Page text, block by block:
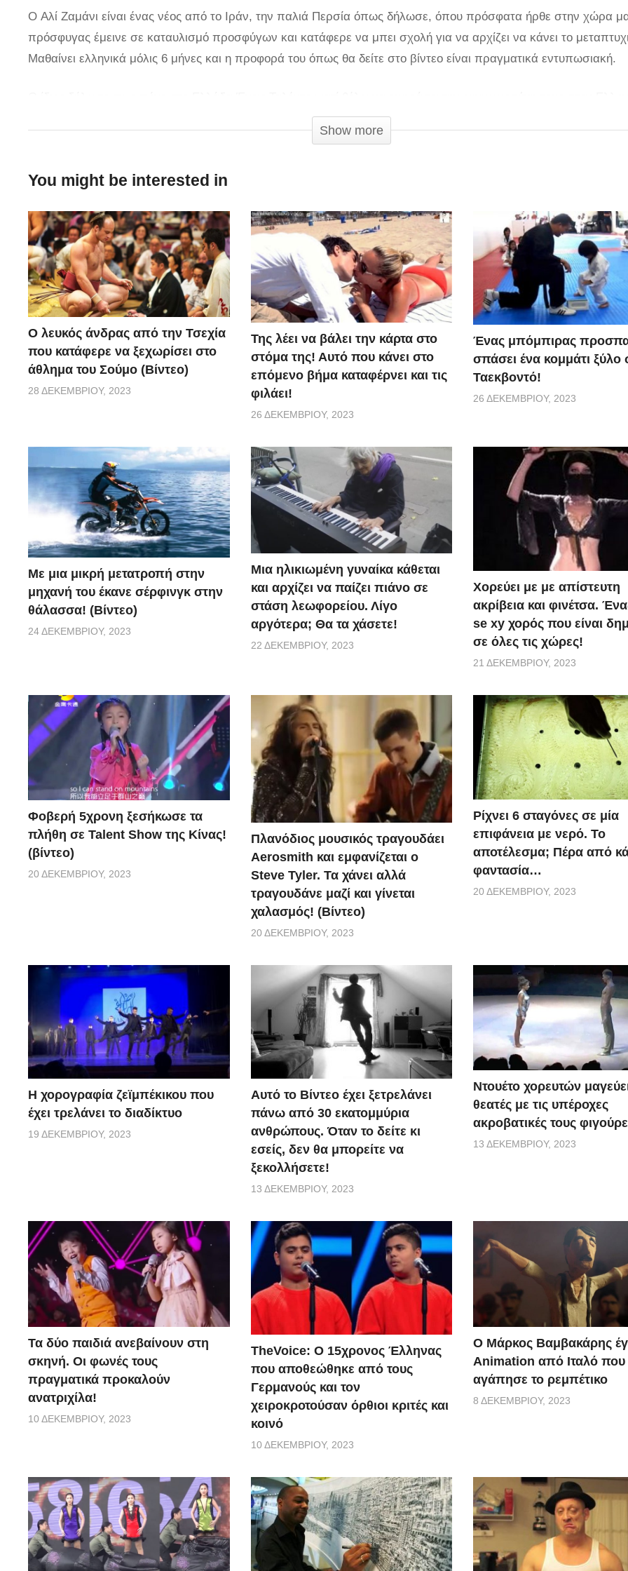
O Αλί Ζαμάνι είναι ένας νέος από το Ιράν, την παλιά Περσία όπως δήλωσε, όπου πρόσφατα ήρθε στην χώρα
πρόσφυγας έμεινε σε καταυλισμό προσφύγων και κατάφερε να μπει σχολή για να αρχίζει να κάνει το
Μαθαίνει ελληνικά μόλις 6 μήνες και η προφορά του όπως θα δείτε στο βίντεο είναι πραγματικά εντυπωσιακή.
που είναι τόσο φιλόξενος και τον βοήθησε στην ομαλή μετάβαση στην χώρα μας. Συγκεκριμένα είπε: “Αυτή η
πάρα πολλά προβλήματα, έχουμε παγκόσμια κρίση. Αλλά εσείς οι Έλληνες είστε πολύ φιλόξενοι Εκτιμώ βαθιά
Show more
You might be interested in
Ο λευκός άνδρας από την Τσεχία
που κατάφερε να ξεχωρίσει στο
άθλημα του Σούμο (Βίντεο)
28 ΔΕΚΕΜΒΡΊΟΥ, 2023
Της λέει να βάλει την κάρτα στο
στόμα της! Αυτό που κάνει στο
επόμενο βήμα καταφέρνει και τις
φιλάει!
26 ΔΕΚΕΜΒΡΊΟΥ, 2023
Ένας μπόμπιρας
σπάσει ένα κομμάτι ξύλο
Ταεκβοντό!
26 ΔΕΚΕΜΒΡΊΟΥ, 2023
Με μια μικρή μετατροπή στην
μηχανή του έκανε σέρφινγκ στην
θάλασσα! (Βίντεο)
24 ΔΕΚΕΜΒΡΊΟΥ, 2023
Μια ηλικιωμένη γυναίκα κάθεται
και αρχίζει να παίζει πιάνο σε
στάση λεωφορείου. Λίγο
αργότερα; Θα τα χάσετε!
22 ΔΕΚΕΜΒΡΊΟΥ, 2023
Χορεύει με με απίστευτη
ακρίβεια και φινέτσα.
se xy χορός που είναι
σε όλες τις χώρες!
21 ΔΕΚΕΜΒΡΊΟΥ, 2023
Φοβερή 5χρονη ξεσήκωσε τα
πλήθη σε Talent Show της Κίνας!
(βίντεο)
20 ΔΕΚΕΜΒΡΊΟΥ, 2023
Πλανόδιος μουσικός τραγουδάει
Aerosmith και εμφανίζεται ο
Steve Tyler. Τα χάνει αλλά
τραγουδάνε μαζί και γίνεται
χαλασμός! (Βίντεο)
20 ΔΕΚΕΜΒΡΊΟΥ, 2023
Ρίχνει 6 σταγόνες σε μία
επιφάνεια με νερό. Το
αποτέλεσμα; Πέρα από
φαντασία…
20 ΔΕΚΕΜΒΡΊΟΥ, 2023
Η χορογραφία ζεϊμπέκικου που
έχει τρελάνει το διαδίκτυο
19 ΔΕΚΕΜΒΡΊΟΥ, 2023
Αυτό το Βίντεο έχει ξετρελάνει
πάνω από 30 εκατομμύρια
ανθρώπους. Όταν το δείτε κι
εσείς, δεν θα μπορείτε να
ξεκολλήσετε!
13 ΔΕΚΕΜΒΡΊΟΥ, 2023
Ντουέτο χορευτών
θεατές με τις υπέροχες
ακροβατικές τους
13 ΔΕΚΕΜΒΡΊΟΥ, 2023
Τα δύο παιδιά ανεβαίνουν στη
σκηνή. Οι φωνές τους
πραγματικά προκαλούν
ανατριχίλα!
10 ΔΕΚΕΜΒΡΊΟΥ, 2023
TheVoice: Ο 15χρονος Έλληνας
που αποθεώθηκε από τους
Γερμανούς και τον
χειροκροτούσαν όρθιοι κριτές και
κοινό
10 ΔΕΚΕΜΒΡΊΟΥ, 2023
Ο Μάρκος Βαμβακάρης
Αnimation από Ιταλό που
αγάπησε το ρεμπέτικο
8 ΔΕΚΕΜΒΡΊΟΥ, 2023